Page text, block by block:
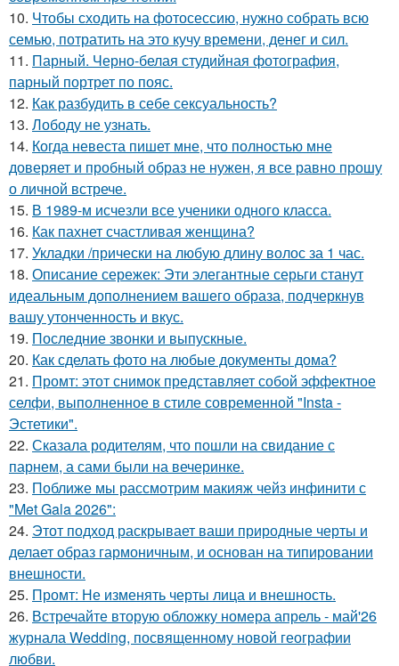
10. Чтобы сходить на фотосессию, нужно собрать всю
семью, потратить на это кучу времени, денег и сил.
11. Парный. Черно-белая студийная фотография,
парный портрет по пояс.
12. Как разбудить в себе сексуальность?
13. Лободу не узнать.
14. Когда невеста пишет мне, что полностью мне
доверяет и пробный образ не нужен, я все равно прошу
о личной встрече.
15. В 1989-м исчезли все ученики одного класса.
16. Как пахнет счастливая женщина?
17. Укладки /прически на любую длину волос за 1 час.
18. Описание сережек: Эти элегантные серьги станут
идеальным дополнением вашего образа, подчеркнув
вашу утонченность и вкус.
19. Последние звонки и выпускные.
20. Как сделать фото на любые документы дома?
21. Промт: этот снимок представляет собой эффектное
селфи, выполненное в стиле современной "Insta -
Эстетики".
22. Сказала родителям, что пошли на свидание с
парнем, а сами были на вечеринке.
23. Поближе мы рассмотрим макияж чейз инфинити с
"Met Gala 2026":
24. Этот подход раскрывает ваши природные черты и
делает образ гармоничным, и основан на типировании
внешности.
25. Промт: Не изменять черты лица и внешность.
26. Встречайте вторую обложку номера апрель - май'26
журнала Wedding, посвященному новой географии
любви.